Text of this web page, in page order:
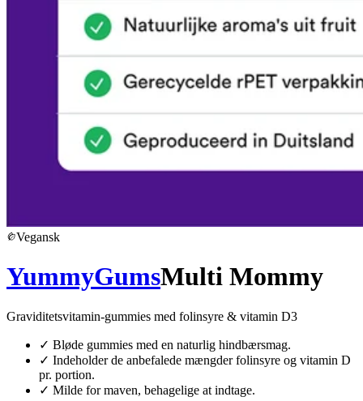
Vegansk
YummyGumsMulti Mommy
Graviditetsvitamin-gummies med folinsyre & vitamin D3
✓ Bløde gummies med en naturlig hindbærsmag.
✓ Indeholder de anbefalede mængder folinsyre og vitamin D
pr. portion.
✓ Milde for maven, behagelige at indtage.